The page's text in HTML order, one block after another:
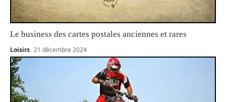
Le business des cartes postales anciennes et rares
Loisirs 21 décembre 2024